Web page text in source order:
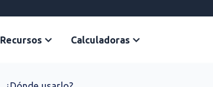
Recursos Calculadoras